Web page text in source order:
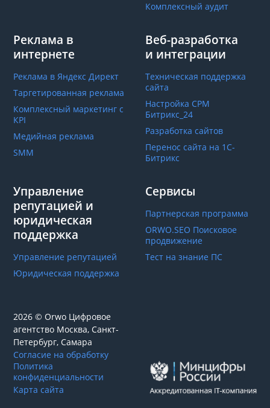
Комплексный аудит
Реклама в
интернете
Реклама в Яндекс Директ
Таргетированная реклама
Комплексный маркетинг с
КРІ
Медийная реклама
SMM
Веб-разработка
и интеграции
Техническая поддержка
сайта
Настройка СРМ
Битрикс_24
Разработка сайтов
Перенос сайта на 1С-
Битрикс
Управление
репутацией и
юридическая
поддержка
Управление репутацией
Юридическая поддержка
Сервисы
Партнерская программа
ORWO.SEO Поисковое
продвижение
Тест на знание ПС
2026 © Orwo Цифровое
агентство Москва, Санкт-
Петербург, Самара
Согласие на обработку
Политика
конфиденциальности
Карта сайта